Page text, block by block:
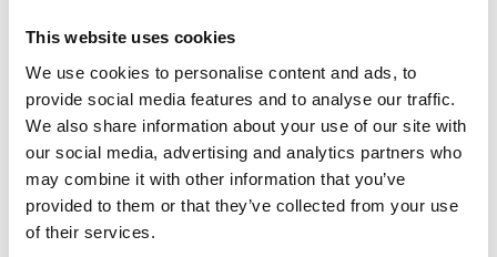
This website uses cookies
We use cookies to personalise content and ads, to
provide social media features and to analyse our traffic.
We also share information about your use of our site with
our social media, advertising and analytics partners who
may combine it with other information that you’ve
provided to them or that they’ve collected from your use
of their services.
www.vasttrafik.se
Med bil:
Parkering finns på Billingens fritidsområde.
Vandringsleden går genom fritidsområdet på
asfalterad promenadslinga mellan Billingecenter och
Hotell Billingehus.
Parkering finns vid Stora Liden. Leden passerar